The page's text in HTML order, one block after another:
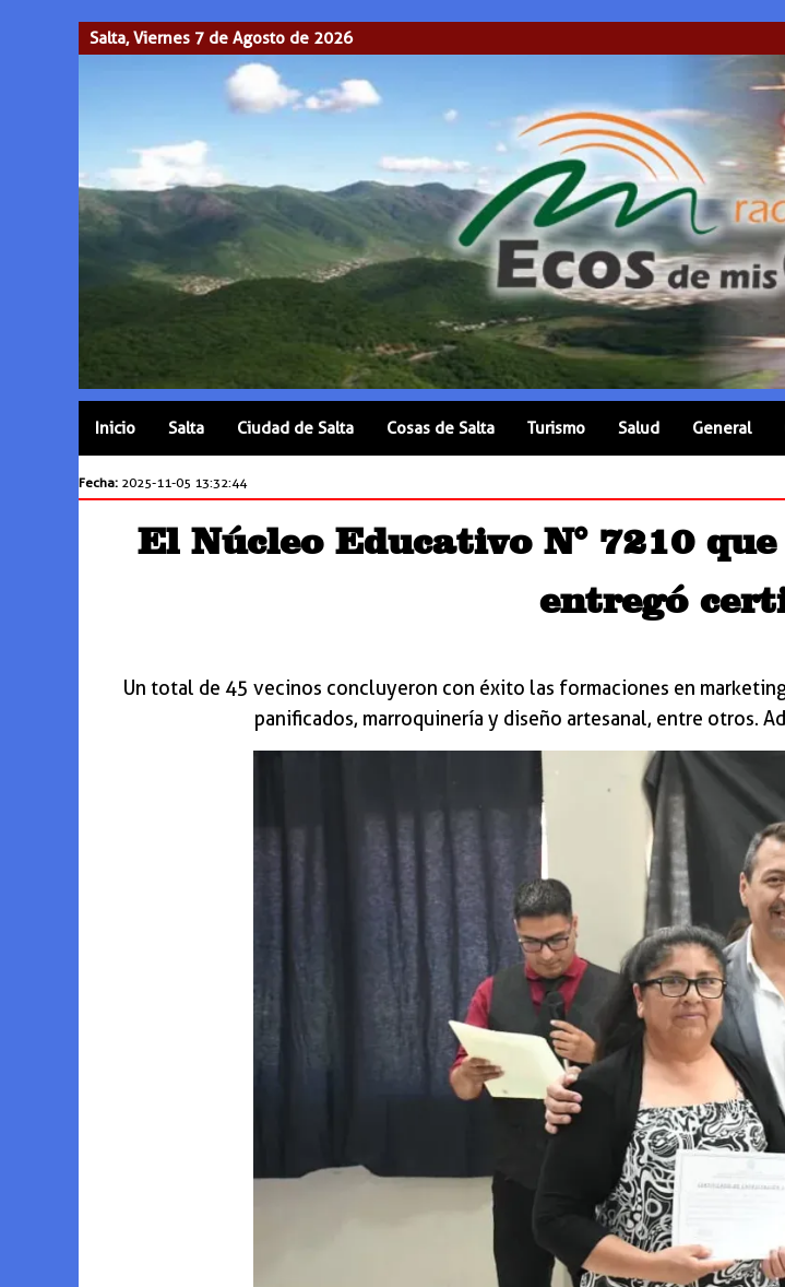
Salta, Viernes 7 de Agosto de 2026
Inicio Salta Ciudad de Salta Cosas de Salta Turismo Salud General
Fecha: 2025-11-05 13:32:44
El Núcleo Educativo N° 7210
entregó
Un total de 45 vecinos concluyeron con éxito las formaciones en
panificados, marroquinería y diseño artesanal, entre otros.